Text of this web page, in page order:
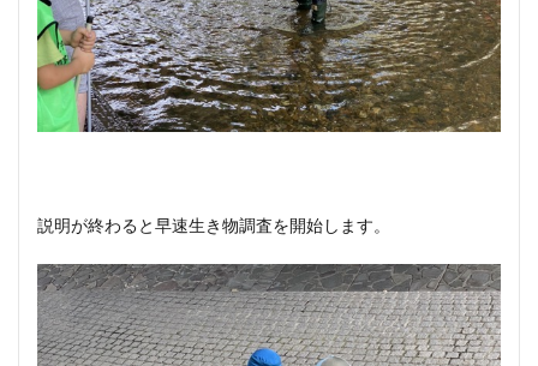
説明が終わると早速生き物調査を開始します。